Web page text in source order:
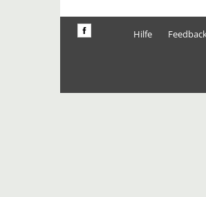
Hilfe